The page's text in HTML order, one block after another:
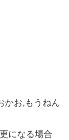
かお,もうねん
になる場合